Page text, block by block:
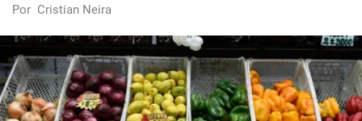
Por Cristian Neira